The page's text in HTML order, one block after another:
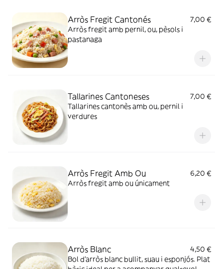
Arròs Fregit Cantonés
7,00 €
Arròs fregit amb pernil, ou, pèsols i
pastanaga
Tallarines Cantoneses
7,00 €
Tallarines cantonès amb ou, pernil i
verdures
Arròs Fregit Amb Ou
6,20 €
Arròs fregit amb ou únicament
Arròs Blanc
4,50 €
Bol d'arròs blanc bullit, suau i esponjós. Plat